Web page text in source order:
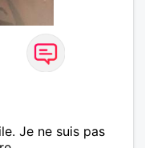
Je ne suis pas